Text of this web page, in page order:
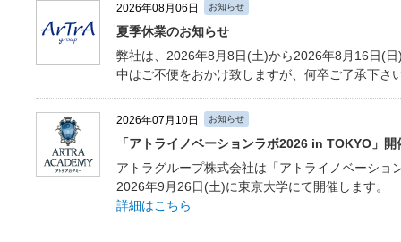
2026年08月06日 お知らせ
夏季休業のお知らせ
弊社は、2026年8月8日(土)から2026年8月16日(
中はご不便をおかけ致しますが、何卒ご了承下さ
2026年07月10日 お知らせ
「アトライノベーションラボ2026 in TOKYO」
アトラグループ株式会社は「アトライノベーショ
2026年9月26日(土)に東京大学にて開催します。
詳細はこちら